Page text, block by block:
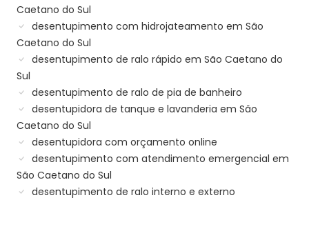
Caetano do Sul
desentupimento com hidrojateamento em São
Caetano do Sul
desentupimento de ralo rápido em São Caetano do
Sul
desentupimento de ralo de pia de banheiro
desentupidora de tanque e lavanderia em São
Caetano do Sul
desentupidora com orçamento online
desentupimento com atendimento emergencial em
São Caetano do Sul
desentupimento de ralo interno e externo